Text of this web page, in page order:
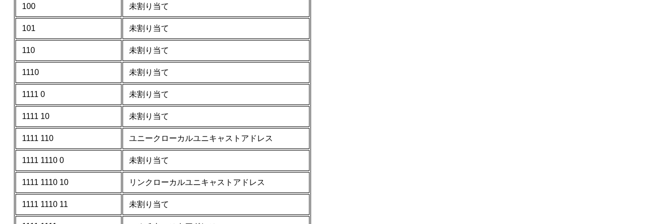
100 未割り当て
101 未割り当て
110 未割り当て
1110 未割り当て
1111 0 未割り当て
1111 10 未割り当て
1111 110 ユニークローカルユニキャストアドレス
1111 1110 0 未割り当て
1111 1110 10 リンクローカルユニキャストアドレス
1111 1110 11 未割り当て